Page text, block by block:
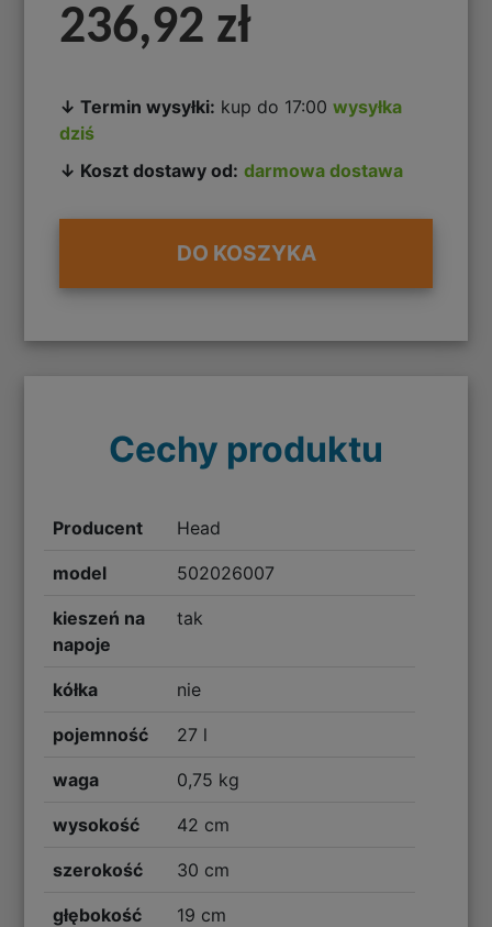
236,92 zł
↓ Termin wysyłki: kup do 17:00wysyłka
dziś
↓ Koszt dostawy od: darmowa dostawa
DO KOSZYKA
Cechy produktu
Producent Head
model 502026007
kieszeń na
napoje
tak
kółka nie
pojemność 27 l
waga 0,75 kg
wysokość 42 cm
szerokość 30 cm
głębokość 19 cm